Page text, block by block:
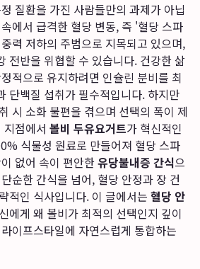
질환을 가진 사람들만의 과제가 아닙
에서 급격한 혈당 변동, 즉 '혈당 스파
력 저하의 주범으로 지목되고 있으며,
전반을 위협할 수 있습니다. 건강한 삶
적으로 유지하려면 인슐린 분비를 최
단백질 섭취가 필수적입니다. 하지만
시 소화 불편을 겪으며 선택의 폭이 제
점에서 볼비 두유요거트가 혁신적인
식물성 원료로 만들어져 혈당 스파
없어 속이 편안한유당불내증 간식으
순한 간식을 넘어, 혈당 안정과 장 건
적인 식사입니다. 이 글에서는 혈당 안
에게 왜 볼비가 최적의 선택인지 깊이
이프스타일에 자연스럽게 통합하는